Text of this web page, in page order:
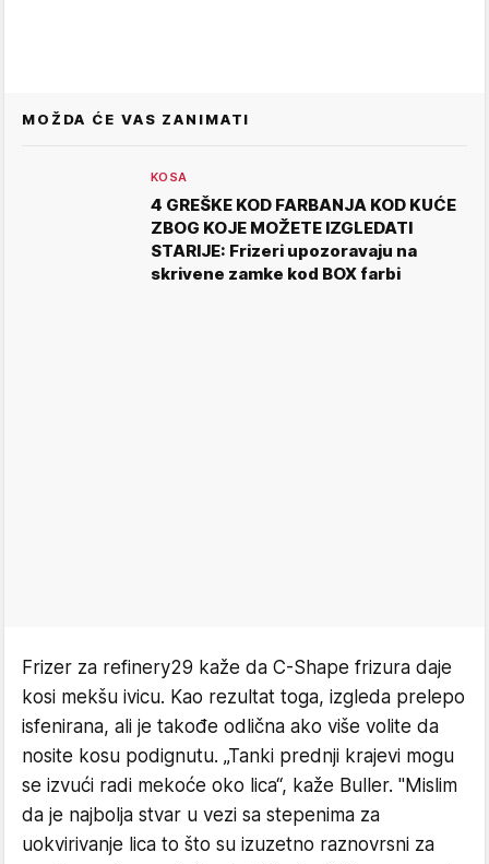
MOŽDA ĆE VAS ZANIMATI
KOSA
4 GREŠKE KOD FARBANJA KOD KUĆE
ZBOG KOJE MOŽETE IZGLEDATI
STARIJE: Frizeri upozoravaju na
skrivene zamke kod BOX farbi
Frizer za refinery29 kaže da C-Shape frizura daje
kosi mekšu ivicu. Kao rezultat toga, izgleda prelepo
isfenirana, ali je takođe odlična ako više volite da
nosite kosu podignutu. „Tanki prednji krajevi mogu
se izvući radi mekoće oko lica“, kaže Buller. "Mislim
da je najbolja stvar u vezi sa stepenima za
uokvirivanje lica to što su izuzetno raznovrsni za